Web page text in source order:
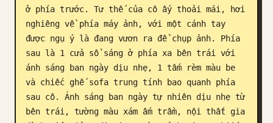
ở phía trước. Tư thế của cô ấy thoải mái, hơi
nghiêng về phía máy ảnh, với một cánh tay
được ngụ ý là đang vươn ra để chụp ảnh. Phía
sau là 1 cửa sổ sáng ở phía xa bên trái với
ánh sáng ban ngày dịu nhẹ, 1 tấm rèm màu be
và chiếc ghế sofa trung tính bao quanh phía
sau cô. Ánh sáng ban ngày tự nhiên dịu nhẹ từ
bên trái, tường màu xám ấm trầm, nội thất gia